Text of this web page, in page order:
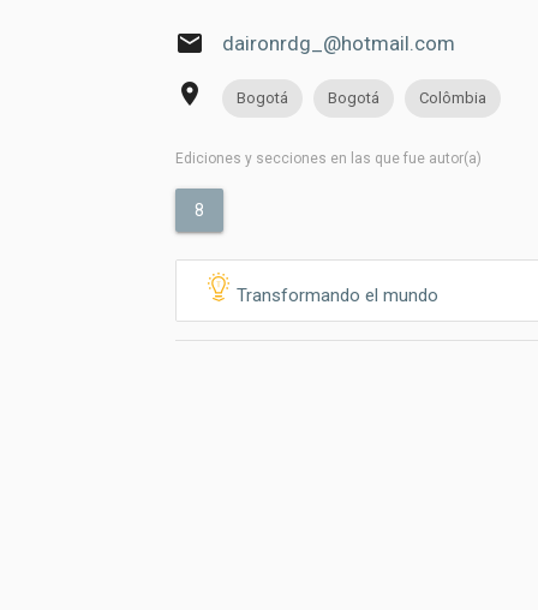
email daironrdg_@hotmail.com
place Bogotá Bogotá Colômbia
Ediciones y secciones en las que fue autor(a)
8
Transformando el mundo